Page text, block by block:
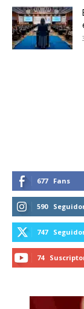
677 Fans
590
747
74